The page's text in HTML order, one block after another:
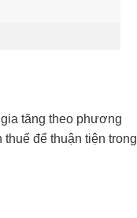
tăng theo phương
để thuận tiện trong